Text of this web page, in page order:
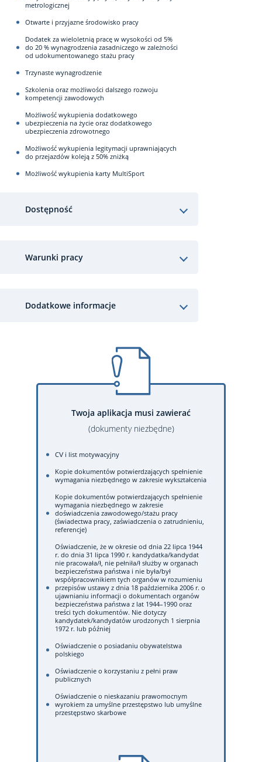
metrologicznej
Otwarte i przyjazne środowisko pracy
Dodatek za wieloletnią pracę w wysokości od 5%
do 20 % wynagrodzenia zasadniczego w zależności
od udokumentowanego stażu pracy
Trzynaste wynagrodzenie
Szkolenia oraz możliwości dalszego rozwoju
kompetencji zawodowych
Możliwość wykupienia dodatkowego
ubezpieczenia na życie oraz dodatkowego
ubezpieczenia zdrowotnego
Możliwość wykupienia legitymacji uprawniających
do przejazdów koleją z 50% zniżką
Możliwość wykupienia karty MultiSport
Dostępność
Warunki pracy
Dodatkowe informacje
Twoja aplikacja musi zawierać
(dokumenty niezbędne)
CV i list motywacyjny
Kopie dokumentów potwierdzających spełnienie
wymagania niezbędnego w zakresie wykształcenia
Kopie dokumentów potwierdzających spełnienie
wymagania niezbędnego w zakresie
doświadczenia zawodowego/stażu pracy
(świadectwa pracy, zaświadczenia o zatrudnieniu,
referencje)
Oświadczenie, że w okresie od dnia 22 lipca 1944
r. do dnia 31 lipca 1990 r. kandydatka/kandydat
nie pracowała/ł, nie pełniła/ł służby w organach
bezpieczeństwa państwa i nie była/był
współpracownikiem tych organów w rozumieniu
przepisów ustawy z dnia 18 października 2006 r. o
ujawnianiu informacji o dokumentach organów
bezpieczeństwa państwa z lat 1944–1990 oraz
treści tych dokumentów. Nie dotyczy
kandydatek/kandydatów urodzonych 1 sierpnia
1972 r. lub później
Oświadczenie o posiadaniu obywatelstwa
polskiego
Oświadczenie o korzystaniu z pełni praw
publicznych
Oświadczenie o nieskazaniu prawomocnym
wyrokiem za umyślne przestępstwo lub umyślne
przestępstwo skarbowe